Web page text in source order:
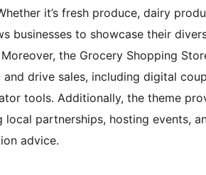
it’s fresh produce, dairy
businesses to showcase their
the Grocery Shopping
and drive sales, including digital
tools. Additionally, the theme
partnerships, hosting events,
advice.